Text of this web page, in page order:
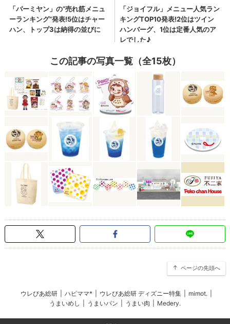
この記事の写真一覧（全15枚）
ページの先頭へ
ウレぴあ総研 ハピママ* ウレぴあ総研 ディズニー特集 mimot.
うまいめし
うまいパン うまい肉 Medery.